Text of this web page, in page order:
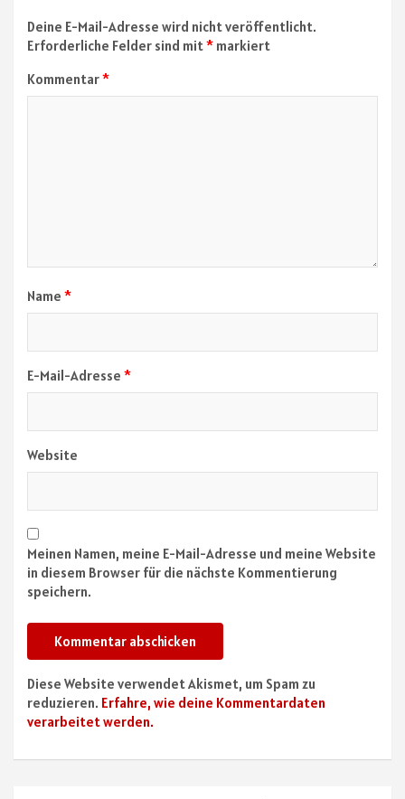
Deine E-Mail-Adresse wird nicht veröffentlicht.
Erforderliche Felder sind mit* markiert
Kommentar*
Name *
E-Mail-Adresse *
Website
Meinen Namen, meine E-Mail-Adresse und meine Website
in diesem Browser für die nächste Kommentierung
speichern.
Diese Website verwendet Akismet, um Spam zu
reduzieren. Erfahre, wie deine Kommentardaten
verarbeitet werden.